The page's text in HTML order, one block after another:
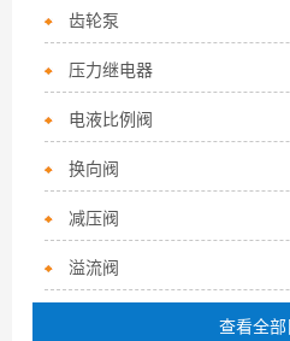
齿轮泵
压力继电器
电液比例阀
换向阀
减压阀
溢流阀
查看全部